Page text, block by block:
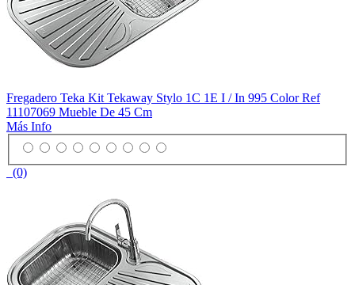
Fregadero Teka Kit Tekaway Stylo 1C 1E I / In 995 Color Ref
11107069 Mueble De 45 Cm
Más Info
(0)